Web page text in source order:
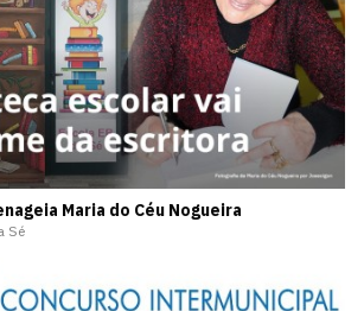
Maria do Céu Nogueira
Sé